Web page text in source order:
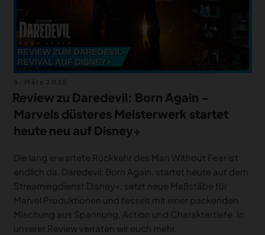
am
Review zu Daredevil: Born Again –
Marvels düsteres Meisterwerk startet
heute neu auf Disney+
Die lang erwartete Rückkehr des Man Without Fear ist
endlich da. Daredevil: Born Again, startet heute auf dem
Streamingdienst Disney+, setzt neue Maßstäbe für
Marvel Produktionen und fesselt mit einer packenden
Mischung aus Spannung, Action und Charaktertiefe. In
unserer Review verraten wir euch mehr.